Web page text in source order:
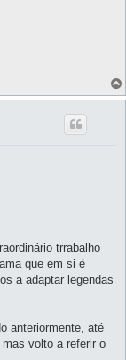
trrabalho
que em si é
a adaptar legendas
anteriormente, até
volto a referir o